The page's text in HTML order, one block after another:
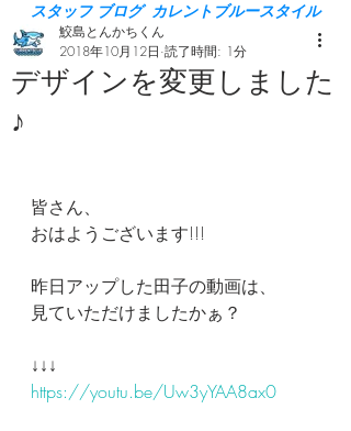
スタッフ ブログ カレントブルースタイル
デザインを変更しました
♪
鮫島とんかちくん
2018年10月12日 読了時間: 1分
皆さん、
おはようございます!!!
昨日アップした田子の動画は、
見ていただけましたかぁ？
↓↓↓
https://youtu.be/Uw3yYAA8ax0